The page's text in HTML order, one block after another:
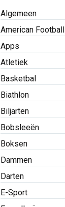
Algemeen
American Football
Apps
Atletiek
Basketbal
Biathlon
Biljarten
Bobsleeën
Boksen
Dammen
Darten
E-Sport